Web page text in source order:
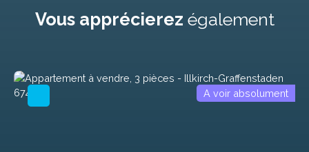
Vous apprécierez également
A voir absolument